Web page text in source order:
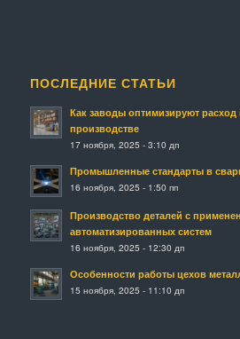
ПОСЛЕДНИЕ СТАТЬИ
Как заводы оптимизируют
производстве
17 ноября, 2025 - 3:10 дп
Промышленные стандарты в
16 ноября, 2025 - 1:50 пп
Производство деталей с
автоматизированных систем
16 ноября, 2025 - 12:30 дп
Особенности работы цехов
15 ноября, 2025 - 11:10 дп